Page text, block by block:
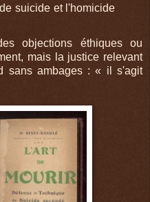
suicide et l'homicide
objections éthiques ou
mais la justice relevant
sans ambages : « il s'agit